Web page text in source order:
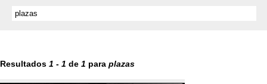
Resultados 1 - 1 de 1 para plazas